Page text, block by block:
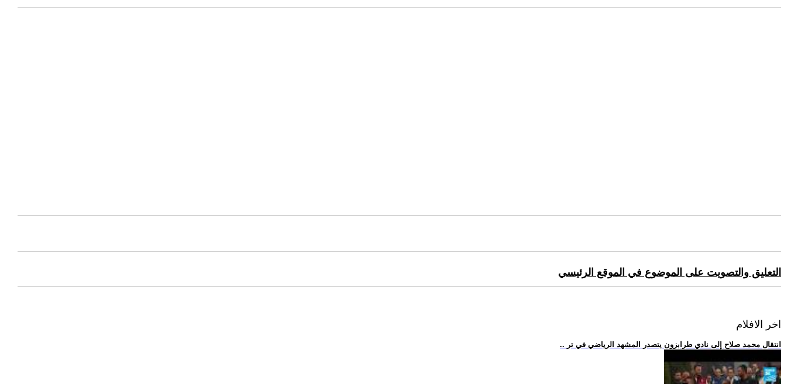
التعليق والتصويت على الموضوع في الموقع الرئيسي
اخر الافلام
.. انتقال محمد صلاح إلى نادي طرابزون يتصدر المشهد الرياضي في تر